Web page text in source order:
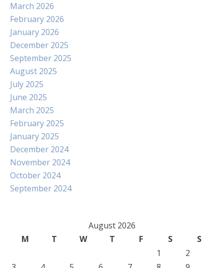
March 2026
February 2026
January 2026
December 2025
September 2025
August 2025
July 2025
June 2025
March 2025
February 2025
January 2025
December 2024
November 2024
October 2024
September 2024
August 2026
M
T W T F S
S
1
2